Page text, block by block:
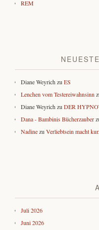
REM
Diane Weyrich zu ES
Lenchen vom Testereiwahnsinn
Diane Weyrich zu DER
Dana - Bambinis Bücherzauber
Nadinezu Verliebtsein macht
Juli 2026
Juni 2026